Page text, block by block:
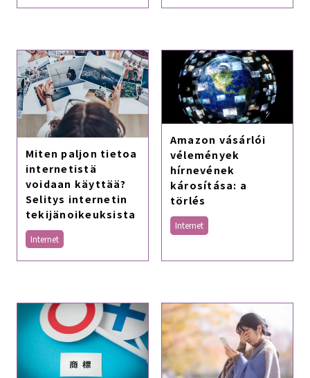
Miten paljon tietoa
internetistä
voidaan käyttää?
Selitys internetin
tekijänoikeuksista
Internet
Amazon vásárlói
vélemények
hírnevének
károsítása: a
törlés
Internet